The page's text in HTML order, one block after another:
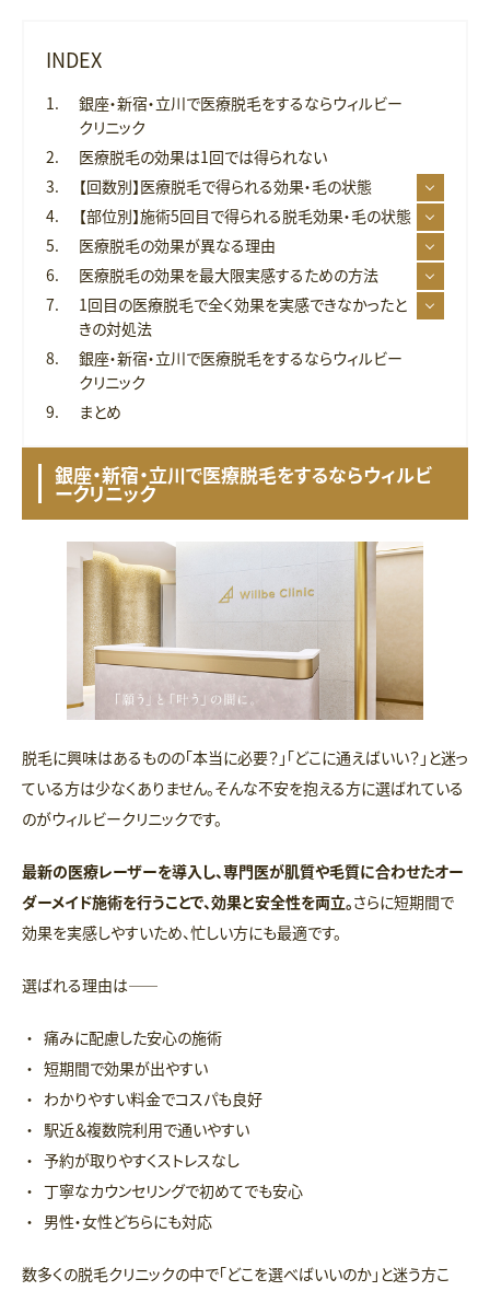
INDEX
銀座・新宿・立川で医療脱毛をするならウィルビー
クリニック
医療脱毛の効果は1回では得られない
【回数別】医療脱毛で得られる効果・毛の状態
【部位別】施術5回目で得られる脱毛効果・毛の状態
医療脱毛の効果が異なる理由
医療脱毛の効果を最大限実感するための方法
1回目の医療脱毛で全く効果を実感できなかったと
きの対処法
銀座・新宿・立川で医療脱毛をするならウィルビー
クリニック
まとめ
銀座・新宿・立川で医療脱毛をするならウィルビ
ークリニック
脱毛に興味はあるものの「本当に必要？」「どこに通えばいい？」と迷っ
ている方は少なくありません。そんな不安を抱える方に選ばれている
のがウィルビークリニックです。
最新の医療レーザーを導入し、専門医が肌質や毛質に合わせたオー
ダーメイド施術を行うことで、効果と安全性を両立。さらに短期間で
効果を実感しやすいため、忙しい方にも最適です。
選ばれる理由は――
痛みに配慮した安心の施術
短期間で効果が出やすい
わかりやすい料金でコスパも良好
駅近＆複数院利用で通いやすい
予約が取りやすくストレスなし
丁寧なカウンセリングで初めてでも安心
男性・女性どちらにも対応
数多くの脱毛クリニックの中で「どこを選べばいいのか」と迷う方こ